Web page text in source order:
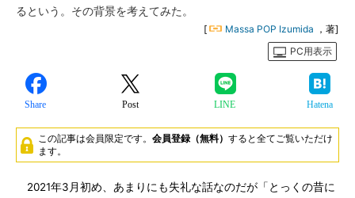
るという。その背景を考えてみた。
[ Massa POP Izumida ，著]
PC用表示
Share Post LINE Hatena
この記事は会員限定です。 会員登録（無料） すると全てご覧いただけ
ます。
2021年3月初め、あまりにも失礼な話なのだが「とっくの昔に